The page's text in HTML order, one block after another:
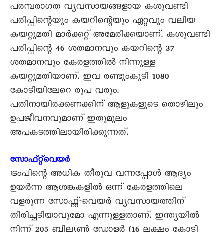
പരമ്പരാഗത വ്യവസായങ്ങളായ കശുവണ്ടി
പരിപ്പിന്റെയും കയറിന്റെയും ഏറ്റവും വലിയ
കയറ്റുമതി മാർക്കറ്റ് അമേരിക്കയാണ്. കശുവണ്ടി
പരിപ്പിന്റെ 46 ശതമാനവും കയറിന്റെ 37
ശതമാനവും കേരളത്തിൽ നിന്നുള്ള
കയറ്റുമതിയാണ്. ഇവ രണ്ടുംകൂടി 1080
കോടിയിലേറെ രൂപ വരും.
പതിനായിരക്കണക്കിന് ആളുകളുടെ തൊഴിലും
ഉപജീവനവുമാണ് ഇതുമൂലം
അപകടത്തിലായിരിക്കുന്നത്.
സോഫ്‌റ്റ്‌വെയർ
ട്രംപിന്റെ അധിക തീരുവ വന്നപ്പോൾ ആദ്യം
ഉയർന്ന ആശങ്കകളിൽ ഒന്ന് കേരളത്തിലെ
വളരുന്ന സോഫ്റ്റ്-വെയർ വ്യവസായത്തിന്
തിരിച്ചടിയാവുമോ എന്നുള്ളതാണ്. ഇന്ത്യയിൽ